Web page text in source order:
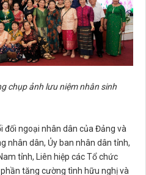
chụp ảnh lưu niệm nhân sinh
đối ngoại nhân dân của Đảng và
nhân dân, Ủy ban nhân dân tỉnh,
tỉnh, Liên hiệp các Tổ chức
tăng cường tình hữu nghị và